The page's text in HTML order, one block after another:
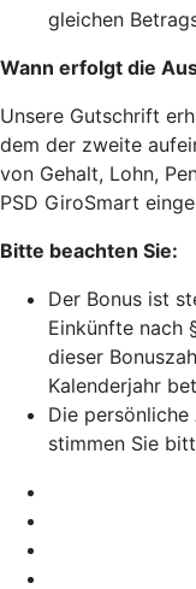
gleichen
Wann erfolgt die
Unsere Gutschrift
dem der zweite
von Gehalt, Lohn,
PSD GiroSmart
Bitte beachten Sie:
Der Bonus ist
Einkünfte nach
dieser
Kalenderjahr
Die
stimmen Sie